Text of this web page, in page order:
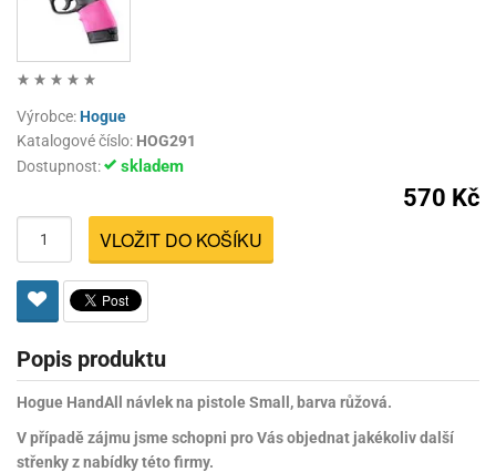
Výrobce:Hogue
Katalogové číslo: HOG291
Dostupnost:
skladem
570 Kč
VLOŽIT DO KOŠÍKU
Popis produktu
Hogue HandAll návlek na pistole Small, barva růžová.
V případě zájmu jsme schopni pro Vás objednat jakékoliv další
střenky z nabídky této firmy.